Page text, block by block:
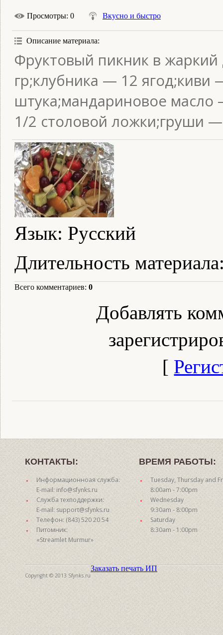
Просмотры: 0 Вкусно и быстро
Описание материала:
Фруктовый пикник в
гр;клубника — 12
штука;мандариновое
1/2 столовой ложки;груши
Язык: Русский
Длительность материала
Всего комментариев: 0
Добавлять
[
КОНТАКТЫ:
Информационноая служба:
E-mail: info@sfynks.ru
Служба техподдержки:
E-mail: support@sfynks.ru
Телефон: (843) 520 20 54
Питомник:
«Streamlet Murmur»
ВРЕМЯ РАБОТЫ:
Tuesday, Thursday and
8:00am - 7:00pm
Wednesday
9:30am - 8:00pm
Saturday
8:30am - 1:00pm
Copyright © 2013 Sfynks.ru
Заказать печать ИП